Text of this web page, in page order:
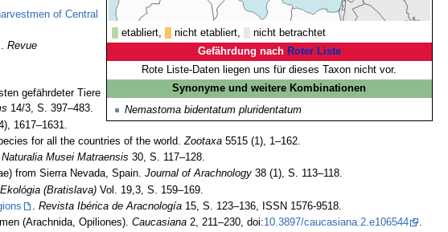
etabliert, nicht etabliert,
nicht betrachtet
Gefährdung nach Roter Liste
Rote Liste-Daten liegen uns für dieses Taxon nicht vor.
Synonyme und weitere Kombinationen
Nemastoma bidentatum pluridentatum
of Central
Revue
gefährdeter Tiere
14/3, S. 397–483.
1617–1631.
for all the countries of the world.Zootaxa5515 (1), 1–162.
Musei Matraensis 30, S. 117–128.
from Sierra Nevada, Spain. Journal of Arachnology38 (1), S. 113–118.
Ekológia (Bratislava)Vol. 19,3, S. 159–169.
. Revista Ibérica de Aracnología15, S. 123–136, ISSN 1576-9518.
(Arachnida, Opiliones). Caucasiana2, 211–230, doi:10.3897/caucasiana.2.e106544
.